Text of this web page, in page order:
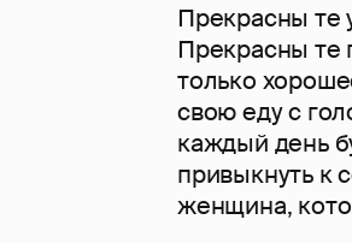
Прекрасны те
Прекрасны те
только
свою еду с
каждый день
привыкнуть к
женщина,